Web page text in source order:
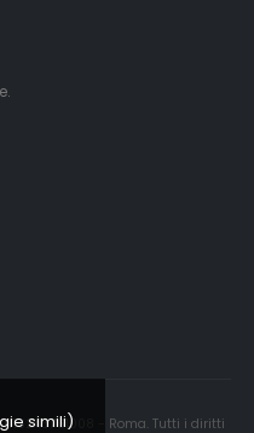
- Roma. Tutti i diritti
simili)